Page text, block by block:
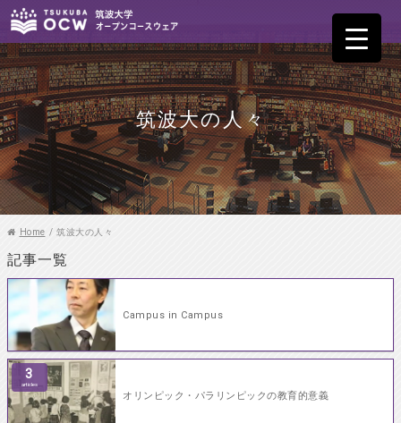
筑波大の人々
Home / 筑波大の人々
記事一覧
Campus in Campus
オリンピック・パラリンピックの教育的意義
3
articles